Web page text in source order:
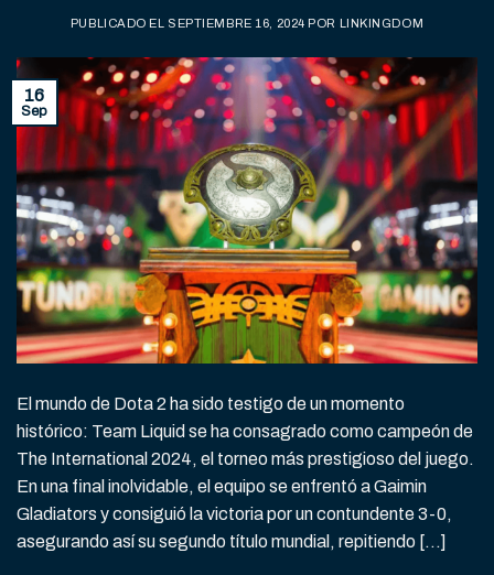
PUBLICADO EL SEPTIEMBRE 16, 2024 POR LINKINGDOM
16
Sep
El mundo de Dota 2 ha sido testigo de un momento
histórico: Team Liquid se ha consagrado como campeón de
The International 2024, el torneo más prestigioso del juego.
En una final inolvidable, el equipo se enfrentó a Gaimin
Gladiators y consiguió la victoria por un contundente 3-0,
asegurando así su segundo título mundial, repitiendo […]